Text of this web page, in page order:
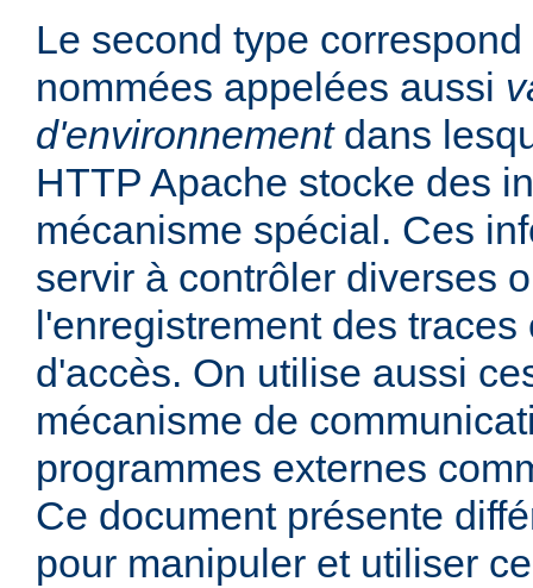
Le second type
nommées appelées aussi
d'environnementdans
HTTP Apache stocke des
mécanisme spécial. Ces
servir à contrôler diverses
l'enregistrement des traces
d'accès. On utilise aussi
mécanisme de
programmes externes
Ce document présente
pour manipuler et utiliser